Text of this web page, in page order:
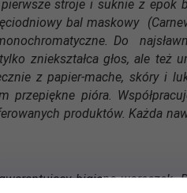
stroje i suknie z
bal maskowy
Do
zniekształca głos, ale
z papier-mache, skóry i
przepiękne pióra.
produktów. Każda
higienę